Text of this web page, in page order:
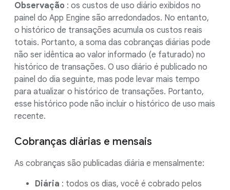
Observação : os custos de uso diário exibidos no
painel do App Engine são arredondados. No entanto,
o histórico de transações acumula os custos reais
totais. Portanto, a soma das cobranças diárias pode
não ser idêntica ao valor informado (e faturado) no
histórico de transações. O uso diário é publicado no
painel do dia seguinte, mas pode levar mais tempo
para atualizar o histórico de transações. Portanto,
esse histórico pode não incluir o histórico de uso mais
recente.
Cobranças diárias e mensais
As cobranças são publicadas diária e mensalmente:
Diária : todos os dias, você é cobrado pelos